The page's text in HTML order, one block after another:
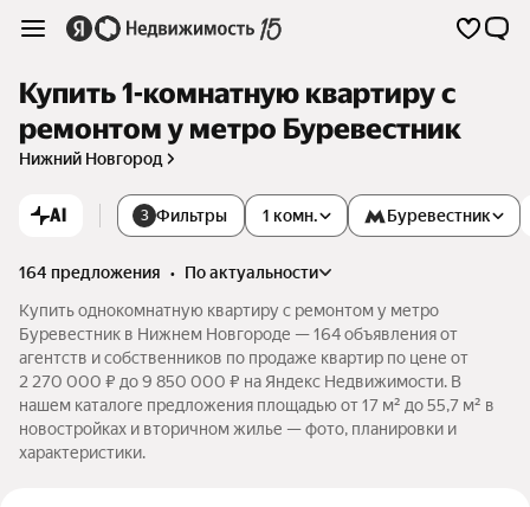
Купить 1-комнатную квартиру с
ремонтом у метро Буревестник
Нижний Новгород
AI 3 Фильтры 1 комн. Буревестник
164 предложения •
по актуальности
Купить однокомнатную квартиру с ремонтом у метро
Буревестник в Нижнем Новгороде — 164 объявления от
агентств и собственников по продаже квартир по цене от
2 270 000 ₽ до 9 850 000 ₽ на Яндекс Недвижимости. В
нашем каталоге предложения площадью от 17 м² до 55,7 м² в
новостройках и вторичном жилье — фото, планировки и
характеристики.